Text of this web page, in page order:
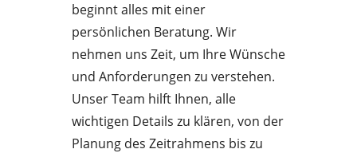
beginnt alles mit einer
persönlichen Beratung. Wir
nehmen uns Zeit, um Ihre Wünsche
und Anforderungen zu verstehen.
Unser Team hilft Ihnen, alle
wichtigen Details zu klären, von der
Planung des Zeitrahmens bis zu